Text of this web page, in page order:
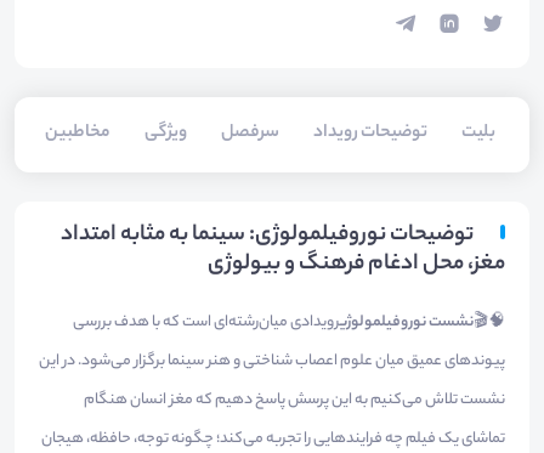
بلیت‌ توضیحات رویداد سرفصل ویژگی مخاطبین
توضیحات نوروفیلمولوژی: سینما به مثابه امتداد
مغز، محل ادغام فرهنگ و بیولوژی
🧠🎬نشست نوروفیلمولوژیرویدادی میان‌رشته‌ای است که با هدف بررسی
پیوندهای عمیق میان علوم اعصاب شناختی و هنر سینما برگزار می‌شود. در این
نشست تلاش می‌کنیم به این پرسش پاسخ دهیم که مغز انسان هنگام
تماشای یک فیلم چه فرایندهایی را تجربه می‌کند؛ چگونه توجه، حافظه، هیجان